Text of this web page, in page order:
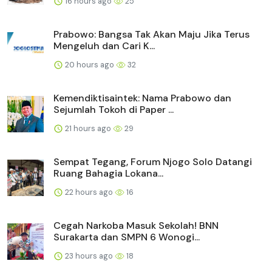
Prabowo: Bangsa Tak Akan Maju Jika Terus
Mengeluh dan Cari K...
20 hours ago 32
Kemendiktisaintek: Nama Prabowo dan
Sejumlah Tokoh di Paper ...
21 hours ago 29
Sempat Tegang, Forum Njogo Solo Datangi
Ruang Bahagia Lokana...
22 hours ago 16
Cegah Narkoba Masuk Sekolah! BNN
Surakarta dan SMPN 6 Wonogi...
23 hours ago 18